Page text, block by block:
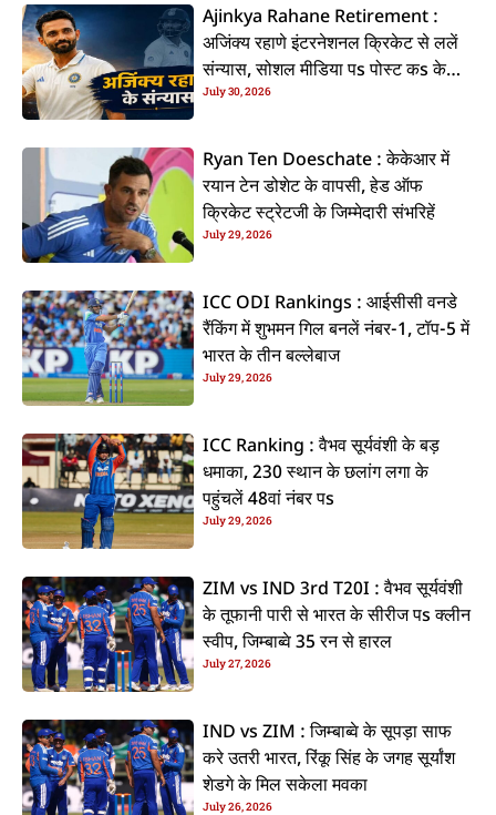
Ajinkya Rahane Retirement :
अजिंक्य रहाणे इंटरनेशनल क्रिकेट से ललें
संन्यास, सोशल मीडिया पs पोस्ट कs के
कइलें एलान
July 30, 2026
Ryan Ten Doeschate : केकेआर में
रयान टेन डोशेट के वापसी, हेड ऑफ
क्रिकेट स्ट्रेटजी के जिम्मेदारी संभरिहें
July 29, 2026
ICC ODI Rankings : आईसीसी वनडे
रैंकिंग में शुभमन गिल बनलें नंबर-1, टॉप-5 में
भारत के तीन बल्लेबाज
July 29, 2026
ICC Ranking : वैभव सूर्यवंशी के बड़
धमाका, 230 स्थान के छलांग लगा के
पहुंचलें 48वां नंबर पs
July 29, 2026
ZIM vs IND 3rd T20I : वैभव सूर्यवंशी
के तूफानी पारी से भारत के सीरीज पs क्लीन
स्वीप, जिम्बाब्वे 35 रन से हारल
July 27, 2026
IND vs ZIM : जिम्बाब्वे के सूपड़ा साफ
करे उतरी भारत, रिंकू सिंह के जगह सूर्यांश
शेडगे के मिल सकेला मवका
July 26, 2026